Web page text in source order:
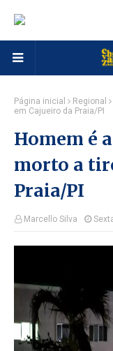
Página inicial Regional
em Cajueiro da Praia/PI
Homem é
morto a
Praia/PI
Marcello Silva